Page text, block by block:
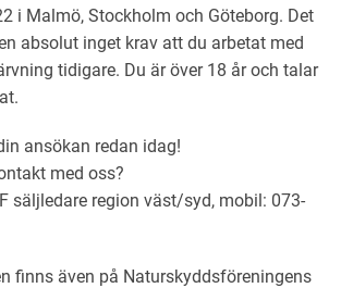
i Malmö, Stockholm och Göteborg. Det
absolut inget krav att du arbetat med
tidigare. Du är över 18 år och talar
ansökan redan idag!
med oss?
säljledare region väst/syd, mobil: 073-
finns även på Naturskyddsföreningens